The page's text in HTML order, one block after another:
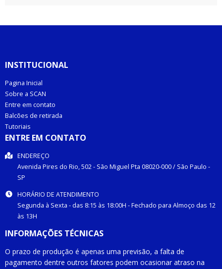
INSTITUCIONAL
Pagina Inicial
Sobre a SCAN
Entre em contato
Balcões de retirada
Tutoriais
ENTRE EM CONTATO
ENDEREÇO
Avenida Pires do Rio, 502 - São Miguel Pta 08020-000/ São Paulo -
SP
HORÁRIO DE ATENDIMENTO
Segunda à Sexta - das 8:15 às 18:00H - Fechado para Almoço das 12
às 13H
INFORMAÇÕES TÉCNICAS
O prazo de produção é apenas uma previsão, a falta de
pagamento dentre outros fatores podem ocasionar atraso na